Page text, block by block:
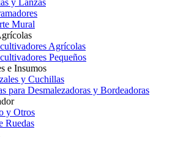
y Lanzas
Mural
Agrícolas
Pequeños
e Insumos
y Cuchillas
para Desmalezadoras y Bordeadoras
y Otros
Ruedas